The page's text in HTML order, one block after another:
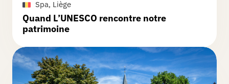
Spa, Liège
Quand L’UNESCO rencontre notre
patrimoine